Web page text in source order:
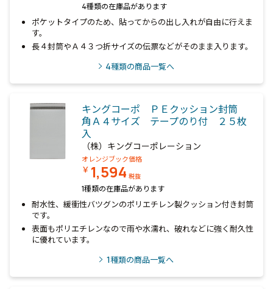
4種類の在庫品があります
ポケットタイプのため、貼ってからの出し入れが自由に行えま
す。
長４封筒やＡ４３つ折サイズの伝票などがそのまま入ります。
4種類の商品一覧へ
キングコーポ ＰＥクッション封筒
角Ａ４サイズ テープのり付 ２５枚
入
（株）キングコーポレーション
オレンジブック価格
￥ 1,594 税抜
1種類の在庫品があります
耐水性、緩衝性バツグンのポリエチレン製クッション付き封筒
です。
表面もポリエチレンなので雨や水濡れ、破れなどに強く耐久性
に優れています。
1種類の商品一覧へ